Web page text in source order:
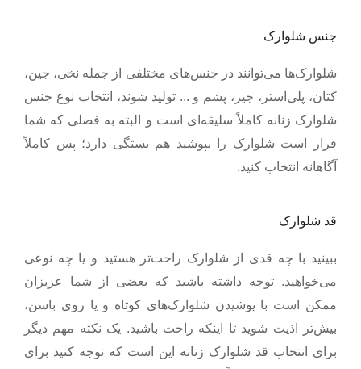
جنس شلوارک
شلوارک‌ها می‌توانند در جنس‌های مختلفی از جمله نخی، جین،
کتان، پلی‌استر، جیر، پشم و ... تولید شوند، انتخاب نوع جنس
شلوارک زنانه کاملاً سلیقه‌ای است و البته به فصلی که شما
قرار است شلوارک را بپوشید هم بستگی دارد؛ پس کاملاً
آگاهانه انتخاب کنید.
قد شلوارک
ببینید با چه قدی از شلوارک راحت‌تر هستید و یا چه نوعی
می‌خواهید. توجه داشته باشید که بعضی از شما عزیزان
ممکن است با پوشیدن شلوارک‌های کوتاه و یا روی باسن،
بیش‌تر اذیت شوید تا اینکه راحت باشید. یک نکته مهم دیگر
برای انتخاب قد شلوارک زنانه این است که توجه کنید برای